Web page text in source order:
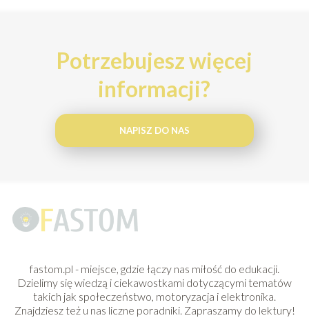
Potrzebujesz więcej
informacji?
NAPISZ DO NAS
fastom.pl - miejsce, gdzie łączy nas miłość do edukacji.
Dzielimy się wiedzą i ciekawostkami dotyczącymi tematów
takich jak społeczeństwo, motoryzacja i elektronika.
Znajdziesz też u nas liczne poradniki. Zapraszamy do lektury!